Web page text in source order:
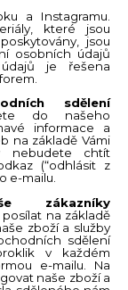
a Instagramu.
které jsou
jsou
osobních údajů
je řešena
sdělení
do našeho
informace a
na základě Vámi
nebudete chtít
(“odhlásit z
e-mailu.
zákazníky
na základě
zboží a služby
sdělení
v každém
e-mailu. Na
naše zboží a